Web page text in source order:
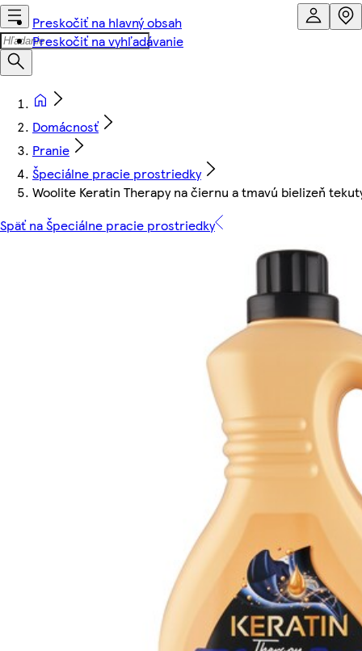
Preskočiť na hlavný obsah
Preskočiť na vyhľadávanie
Domácnosť
Pranie
Špeciálne pracie prostriedky
Woolite Keratin Therapy na čiernu a tmavú bielizeň
Späť na Špeciálne pracie prostriedky